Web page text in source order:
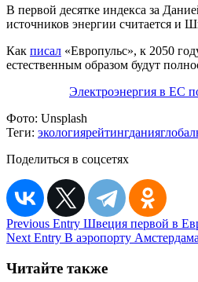
В первой десятке индекса за
источников энергии считается и
Как писал «Европульс», к 2050
естественным образом будут
Электроэнергия в ЕС
Фото: Unsplash
Теги: экологиярейтингдания
Поделиться в соцсетях
Навигация
по
записям
Previous Entry Швеция первой в
Next Entry В аэропорту
Читайте также